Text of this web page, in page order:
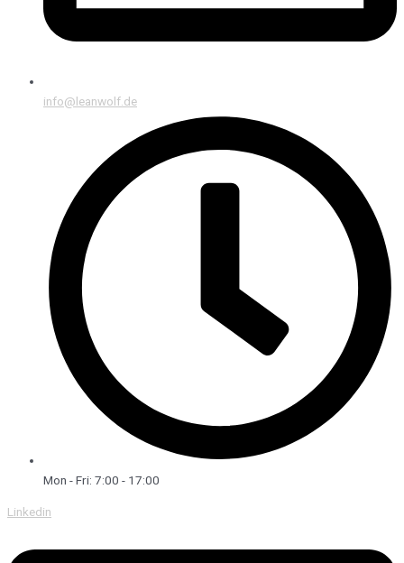
info@leanwolf.de
Mon - Fri: 7:00 - 17:00
Linkedin